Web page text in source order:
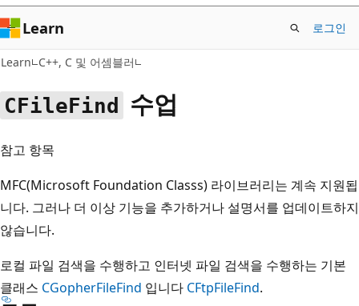
Learn 로그인
Learn C++, C 및 어셈블러
CFileFind 수업
참고 항목
MFC(Microsoft Foundation Classs) 라이브러리는 계속 지원됩
니다. 그러나 더 이상 기능을 추가하거나 설명서를 업데이트하지
않습니다.
로컬 파일 검색을 수행하고 인터넷 파일 검색을 수행하는 기본
클래스 CGopherFileFind 입니다 CFtpFileFind.